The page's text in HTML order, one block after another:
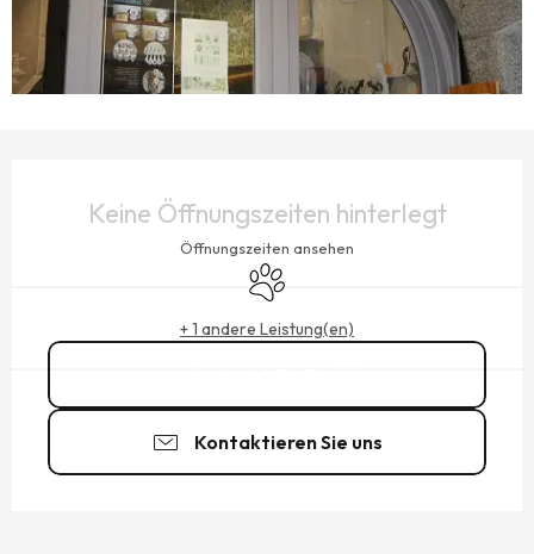
Keine Öffnungszeiten hinterlegt
Öffnungszeiten ansehen
Tiere erlaubt
+ 1 andere Leistung(en)
Kontaktieren Sie uns